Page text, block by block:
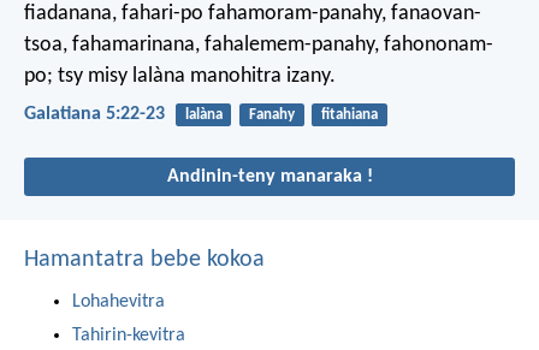
fiadanana, fahari-po fahamoram-panahy, fanaovan-
tsoa, fahamarinana, fahalemem-panahy, fahononam-
po; tsy misy lalàna manohitra izany.
Galatiana 5:22-23 lalàna Fanahy fitahiana
Andinin-teny manaraka !
Hamantatra bebe kokoa
Lohahevitra
Tahirin-kevitra